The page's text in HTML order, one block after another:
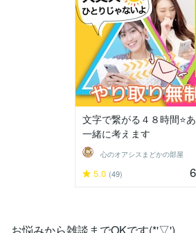
文字で繋がる４８時間⭐️
一緒に考えます
心のオアシスまどかの部屋
5.0 (49)
お悩みから雑談までOKです(*'▽')